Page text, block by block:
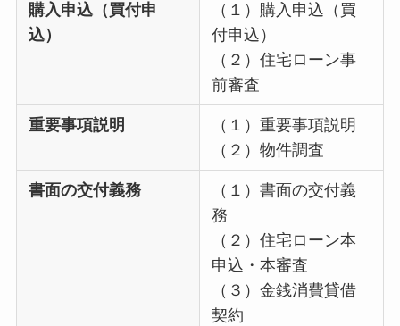
購入申込（買付申
込）
（１）購入申込（買
付申込）
（２）住宅ローン事
前審査
重要事項説明
（１）重要事項説明
（２）物件調査
書面の交付義務
（１）書面の交付義
務
（２）住宅ローン本
申込・本審査
（３）金銭消費貸借
契約